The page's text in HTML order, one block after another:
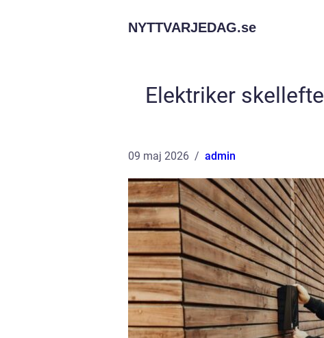
NYTTVARJEDAG.se
Elektriker
09 maj 2026 admin